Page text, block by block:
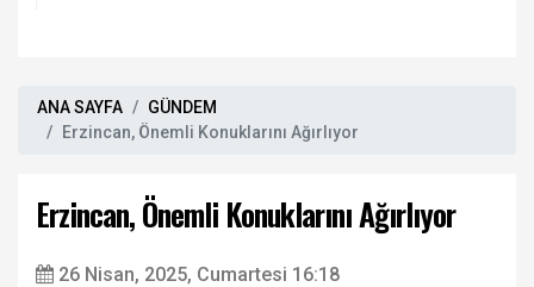
ANA SAYFA
GÜNDEM
Erzincan, Önemli Konuklarını Ağırlıyor
Erzincan, Önemli Konuklarını Ağırlıyor
26 Nisan, 2025, Cumartesi 16:18